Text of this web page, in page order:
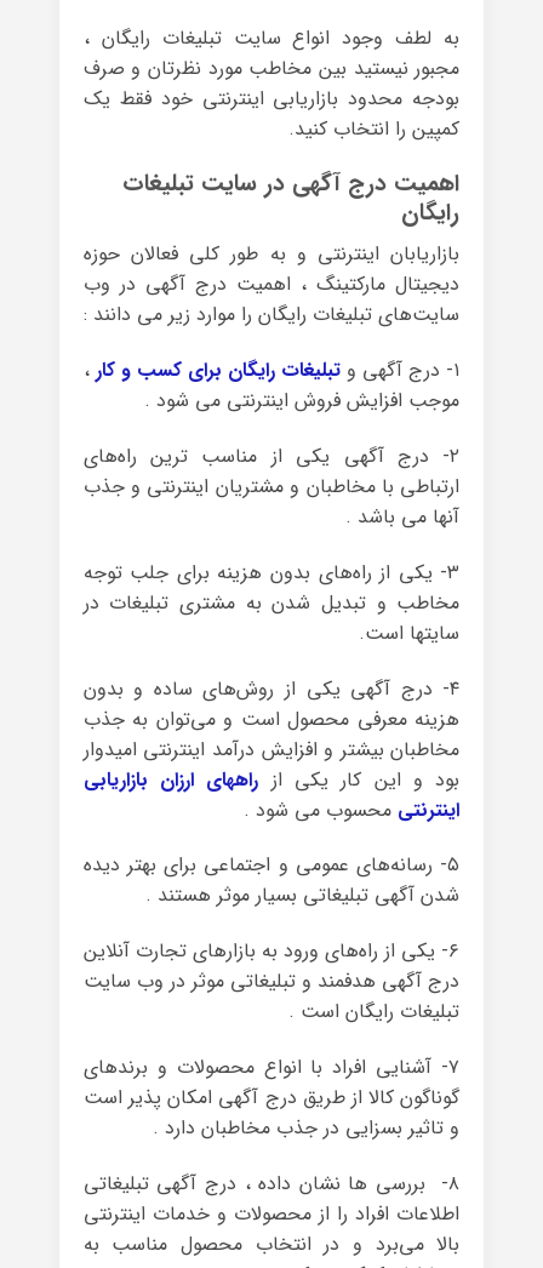
به لطف وجود انواع سایت تبلیغات رایگان ،
مجبور نیستید بین مخاطب مورد نظرتان و صرف
بودجه محدود بازاریابی اینترنتی خود فقط یک
کمپین را انتخاب کنید.
اهمیت درج آگهی در سایت تبلیغات
رایگان
بازاریابان اینترنتی و به طور کلی فعالان حوزه
دیجیتال مارکتینگ ، اهمیت درج آگهی در وب
سایت‌های تبلیغات رایگان را موارد زیر می دانند :
۱- درج آگهی و
تبلیغات رایگان برای کسب و کار ،
موجب افزایش فروش اینترنتی می شود .
۲- درج آگهی یکی از مناسب ترین راه‌های
ارتباطی با مخاطبان و مشتریان اینترنتی و جذب
آنها می باشد .
۳- یکی از راه‌های بدون هزینه برای جلب توجه
مخاطب و تبدیل شدن به مشتری تبلیغات در
سایتها است.
۴- درج آگهی یکی از روش‌های ساده و بدون
هزینه معرفی محصول است و می‌توان به جذب
مخاطبان بیشتر و افزایش درآمد اینترنتی امیدوار
بود و این کار یکی از راههای ارزان بازاریابی
اینترنتی محسوب می شود .
۵- رسانه‌های عمومی و اجتماعی برای بهتر دیده
شدن آگهی تبلیغاتی بسیار موثر هستند .
۶- یکی از راه‌های ورود به بازار‌های تجارت آنلاین
درج آگهی هدفمند و تبلیغاتی موثر در وب سایت
تبلیغات رایگان است .
۷- آشنایی افراد با انواع محصولات و برند‌های
گوناگون کالا از طریق درج آگهی امکان پذیر است
و تاثیر بسزایی در جذب مخاطبان دارد .
۸- بررسی ها نشان داده ، درج آگهی تبلیغاتی
اطلاعات افراد را از محصولات و خدمات اینترنتی
بالا می‌برد و در انتخاب محصول مناسب به